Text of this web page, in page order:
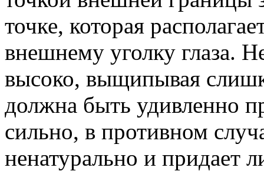
точке, которая
внешнему уголку глаза.
высоко, выщипывая
должна быть удивленно
сильно, в противном
ненатурально и придает